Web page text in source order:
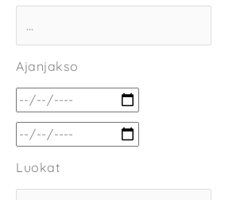
Ajanjakso
Luokat